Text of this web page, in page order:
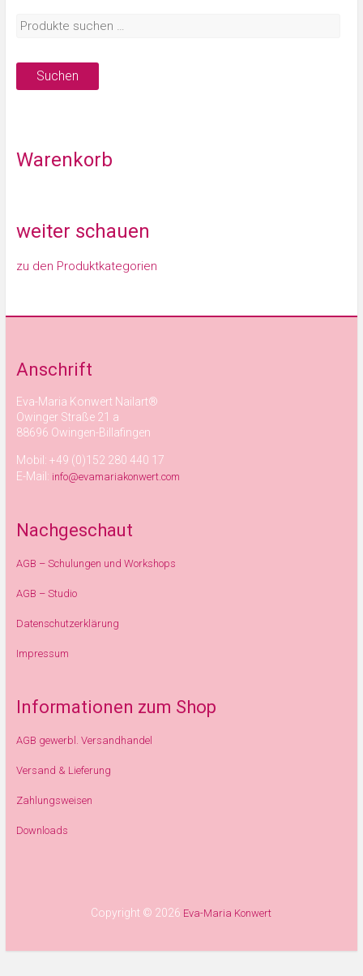
Suchen
Warenkorb
weiter schauen
zu den Produktkategorien
Anschrift
Eva-Maria Konwert Nailart®
Owinger Straße 21 a
88696 Owingen-Billafingen
Mobil: +49 (0)152 280 440 17
E-Mail: info@evamariakonwert.com
Nachgeschaut
AGB – Schulungen und Workshops
AGB – Studio
Datenschutzerklärung
Impressum
Informationen zum Shop
AGB gewerbl. Versandhandel
Versand & Lieferung
Zahlungsweisen
Downloads
Copyright © 2026 Eva-Maria Konwert